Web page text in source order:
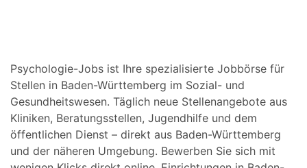
Psychologie-Jobs ist Ihre spezialisierte Jobbörse für
Stellen in Baden-Württemberg im Sozial- und
Gesundheitswesen. Täglich neue Stellenangebote aus
Kliniken, Beratungsstellen, Jugendhilfe und dem
öffentlichen Dienst – direkt aus Baden-Württemberg
und der näheren Umgebung. Bewerben Sie sich mit